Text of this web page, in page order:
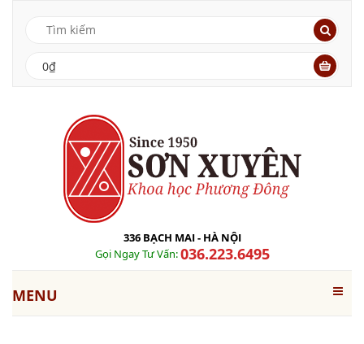
0₫
336 BẠCH MAI - HÀ NỘI
Gọi Ngay Tư Vấn:036.223.6495
MENU